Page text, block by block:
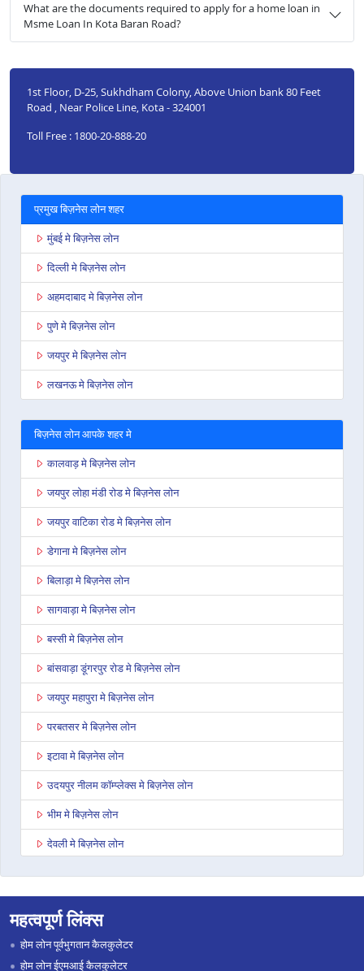
What are the documents required to apply for a home loan in
Msme Loan In Kota Baran Road?
1st Floor, D-25, Sukhdham Colony, Above Union bank 80 Feet
Road , Near Police Line, Kota - 324001
Toll Free : 1800-20-888-20
प्रमुख बिज़नेस लोन शहर
मुंबई मे बिज़नेस लोन
दिल्ली मे बिज़नेस लोन
अहमदाबाद मे बिज़नेस लोन
पुणे मे बिज़नेस लोन
जयपुर मे बिज़नेस लोन
लखनऊ मे बिज़नेस लोन
बिज़नेस लोन आपके शहर मे
कालवाड़ मे बिज़नेस लोन
जयपुर लोहा मंडी रोड मे बिज़नेस लोन
जयपुर वाटिका रोड मे बिज़नेस लोन
डेगाना मे बिज़नेस लोन
बिलाड़ा मे बिज़नेस लोन
सागवाड़ा मे बिज़नेस लोन
बस्सी मे बिज़नेस लोन
बांसवाड़ा डूंगरपुर रोड मे बिज़नेस लोन
जयपुर महापुरा मे बिज़नेस लोन
परबतसर मे बिज़नेस लोन
इटावा मे बिज़नेस लोन
उदयपुर नीलम कॉम्प्लेक्स मे बिज़नेस लोन
भीम मे बिज़नेस लोन
देवली मे बिज़नेस लोन
भरतपुर मे बिज़नेस लोन
सवाई माधोपुर मे बिज़नेस लोन
महत्वपूर्ण लिंक्स
होम लोन पूर्वभुगतान कैलकुलेटर
होम लोन ईएमआई कैलकुलेटर